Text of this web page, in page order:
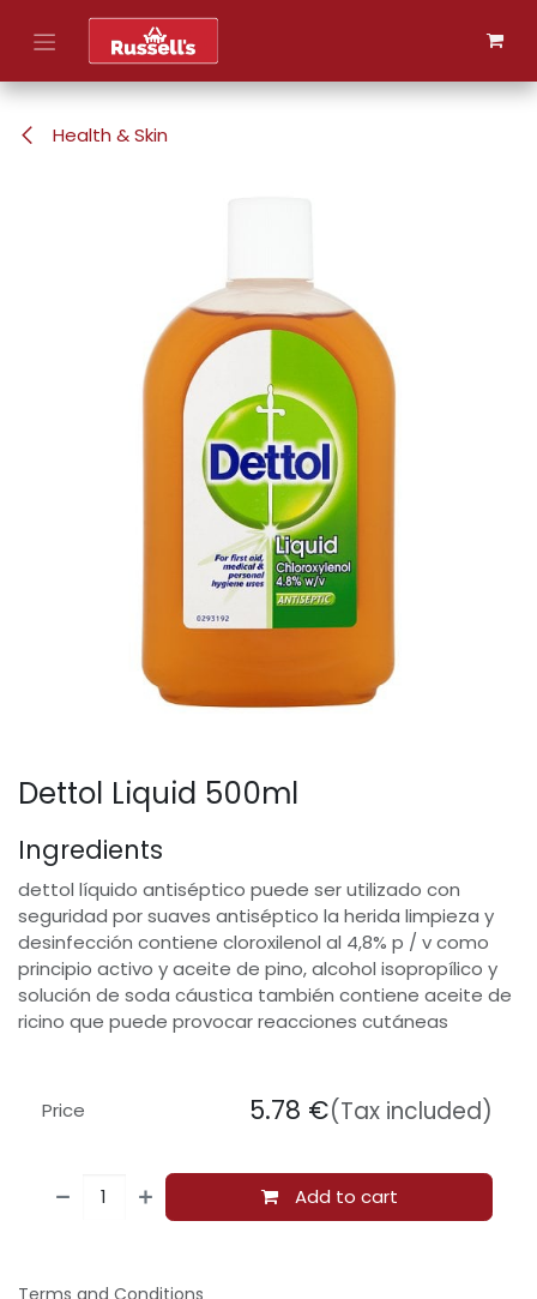
Skip to Content
Health & Skin
Dettol Liquid 500ml
Ingredients
dettol líquido antiséptico puede ser utilizado con
seguridad por suaves antiséptico la herida limpieza y
desinfección contiene cloroxilenol al 4,8% p / v como
principio activo y aceite de pino, alcohol isopropílico y
solución de soda cáustica también contiene aceite de
ricino que puede provocar reacciones cutáneas
Add to cart
Price 5.78 €(Tax included)
Terms and Conditions